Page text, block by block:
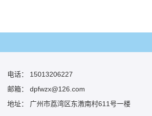
电话： 15013206227
邮箱： dpfwzx@126.com
地址： 广州市荔湾区东漖南村611号一楼